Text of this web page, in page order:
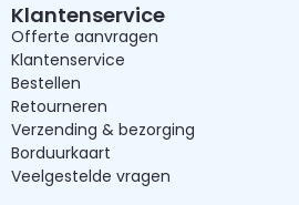
Klantenservice
Offerte aanvragen
Klantenservice
Bestellen
Retourneren
Verzending & bezorging
Borduurkaart
Veelgestelde vragen